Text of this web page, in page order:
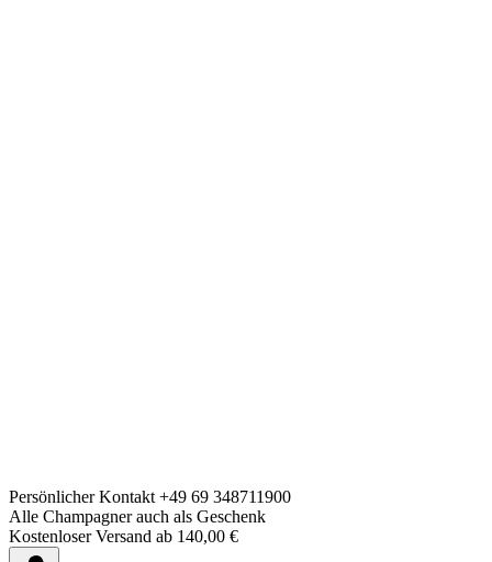
Springe
zum
Inhalt
Persönlicher Kontakt +49 69 348711900
Alle Champagner auch als Geschenk
Kostenloser Versand ab 140,00 €